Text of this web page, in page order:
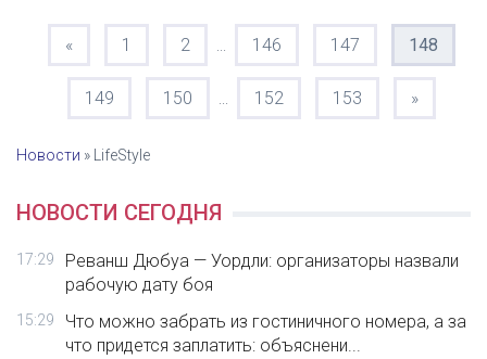
« 1 2 146 147 148
149 150 152 153 »
Новости » LifeStyle
НОВОСТИ СЕГОДНЯ
17:29
Реванш Дюбуа — Уордли: организаторы назвали
рабочую дату боя
15:29
Что можно забрать из гостиничного номера, а за
что придется заплатить: объяснени...